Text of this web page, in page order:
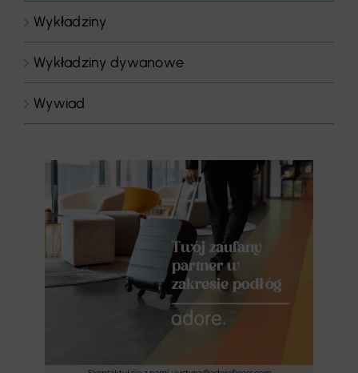
Wykładziny
Wykładziny dywanowe
Wywiad